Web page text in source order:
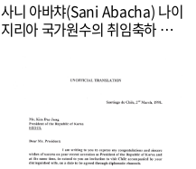
사니 아바챠(Sani Abacha) 나이
지리아 국가원수의 취임축하 서